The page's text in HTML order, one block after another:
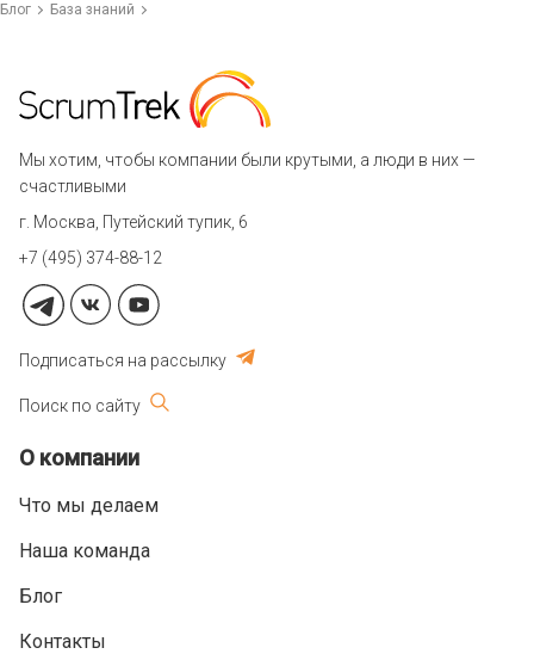
Блог База знаний
Мы хотим, чтобы компании были крутыми, а люди в них —
счастливыми
г. Москва, Путейский тупик, 6
+7 (495) 374-88-12
Подписаться на рассылку
Поиск по сайту
О компании
Что мы делаем
Наша команда
Блог
Контакты